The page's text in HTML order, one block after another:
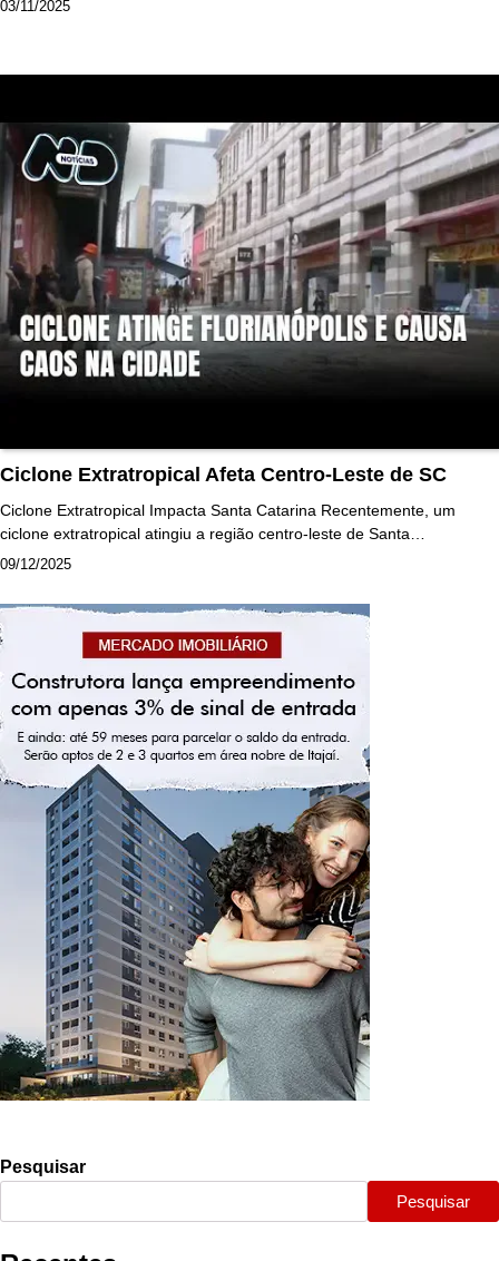
03/11/2025
Ciclone Extratropical Afeta Centro-Leste de SC
Ciclone Extratropical Impacta Santa Catarina Recentemente, um
ciclone extratropical atingiu a região centro-leste de Santa…
09/12/2025
Pesquisar
Pesquisar